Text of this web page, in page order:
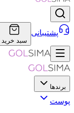
پشتیبانی
سبد خرید
برندها
پوست